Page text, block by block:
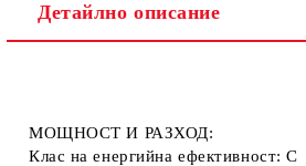
Ние ще се свържем с вас в рамките на
Детайлно описание
МОЩНОСТ И РАЗХОД:
Клас на енергийна ефективност: C